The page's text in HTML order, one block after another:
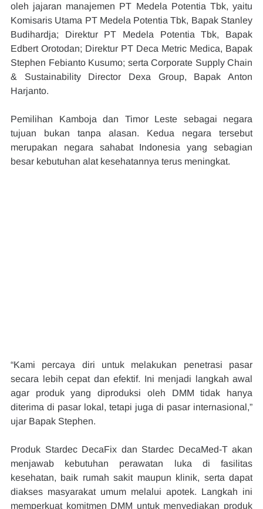
oleh jajaran manajemen PT Medela Potentia Tbk, yaitu
Komisaris Utama PT Medela Potentia Tbk, Bapak Stanley
Budihardja; Direktur PT Medela Potentia Tbk, Bapak
Edbert Orotodan; Direktur PT Deca Metric Medica, Bapak
Stephen Febianto Kusumo; serta Corporate Supply Chain
& Sustainability Director Dexa Group, Bapak Anton
Harjanto.
Pemilihan Kamboja dan Timor Leste sebagai negara
tujuan bukan tanpa alasan. Kedua negara tersebut
merupakan negara sahabat Indonesia yang sebagian
besar kebutuhan alat kesehatannya terus meningkat.
“Kami percaya diri untuk melakukan penetrasi pasar
secara lebih cepat dan efektif. Ini menjadi langkah awal
agar produk yang diproduksi oleh DMM tidak hanya
diterima di pasar lokal, tetapi juga di pasar internasional,”
ujar Bapak Stephen.
Produk Stardec DecaFix dan Stardec DecaMed-T akan
menjawab kebutuhan perawatan luka di fasilitas
kesehatan, baik rumah sakit maupun klinik, serta dapat
diakses masyarakat umum melalui apotek. Langkah ini
memperkuat komitmen DMM untuk menyediakan produk